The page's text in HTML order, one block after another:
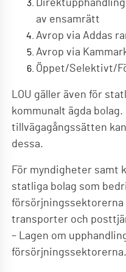
av ensamrätt
Avrop via Addas
Avrop via
Öppet/Selektivt/
LOU gäller även för
kommunalt ägda bolag.
tillvägagångssätten
dessa.
För myndigheter samt
statliga bolag som
försörjningssektorerna
transporter och
– Lagen om
försörjningssektorerna.